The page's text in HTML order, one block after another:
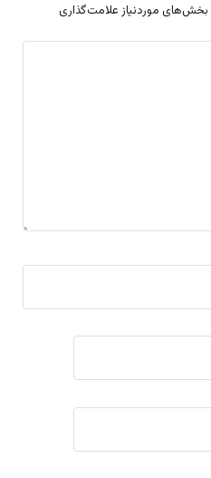
بخش‌های موردنیاز علامت‌گذاری